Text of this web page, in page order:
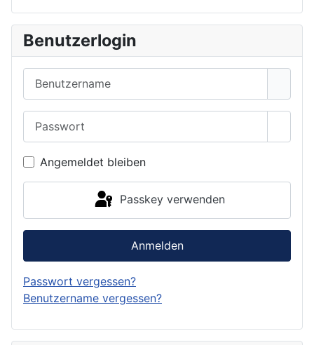
Benutzerlogin
Angemeldet bleiben
Passkey verwenden
Anmelden
Passwort vergessen?
Benutzername vergessen?